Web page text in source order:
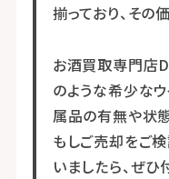
揃っており、その
お酒買取専門店
のような希少な
属品の有無や状
もしご売却をご
いましたら、ぜ